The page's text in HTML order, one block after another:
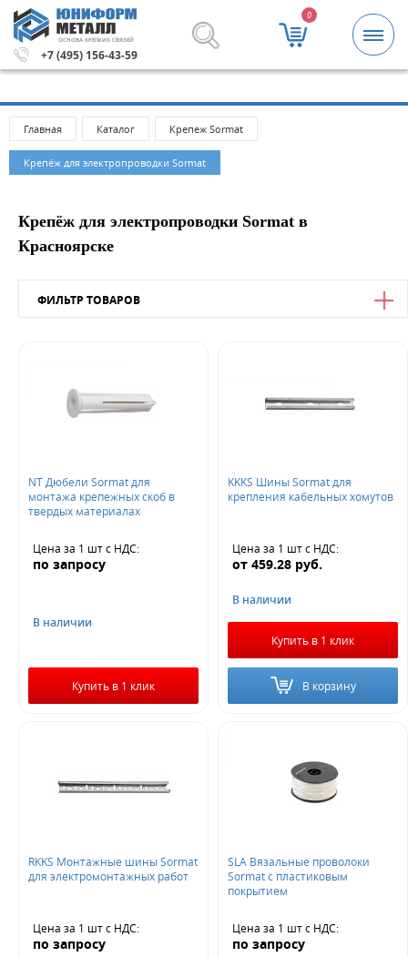
ОСНОВА КРЕПКИХ СВЯЗЕЙ
+7 (495) 156-43-59
0
Метизы и крепежные изделия оптом.
Главная Каталог Крепеж Sormat
Крепёж для электропроводки Sormat
Крепёж для электропроводки Sormat в
Красноярске
ФИЛЬТР ТОВАРОВ
Не нашли ничего подходящего?
NT Дюбели Sormat для
монтажа крепежных скоб в
твердых материалах
Цена за 1 штс НДС:
по запросу
В наличии
Купить в 1 клик
KKKS Шины Sormat для
крепления кабельных хомутов
Цена за 1 штс НДС:
от 459.28 руб.
В наличии
Купить в 1 клик
В корзину
RKKS Монтажные шины Sormat
для электромонтажных работ
Цена за 1 штс НДС:
по запросу
SLA Вязальные проволоки
Sormat с пластиковым
покрытием
Цена за 1 штс НДС:
по запросу